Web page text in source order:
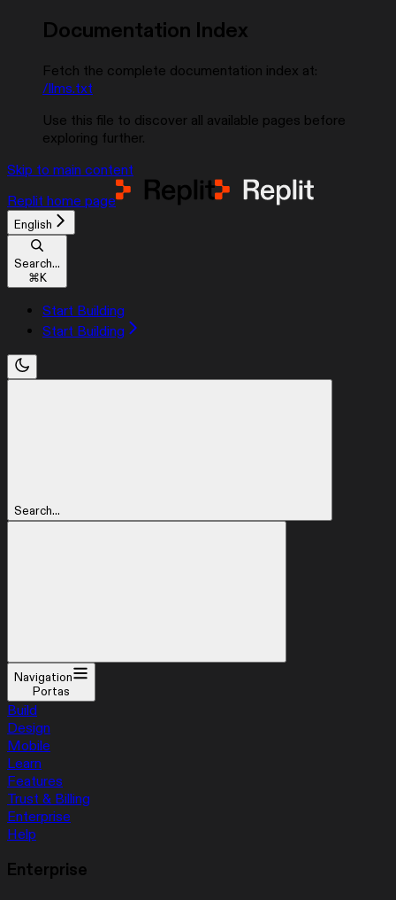
Documentation Index
Fetch the complete documentation index at:
/llms.txt
Use this file to discover all available pages before
exploring further.
Skip to main content
Replit home page
English
Search...
⌘K
Start Building
Start Building
Search...
Navigation
Portas
Build
Design
Mobile
Learn
Features
Trust & Billing
Enterprise
Help
Enterprise